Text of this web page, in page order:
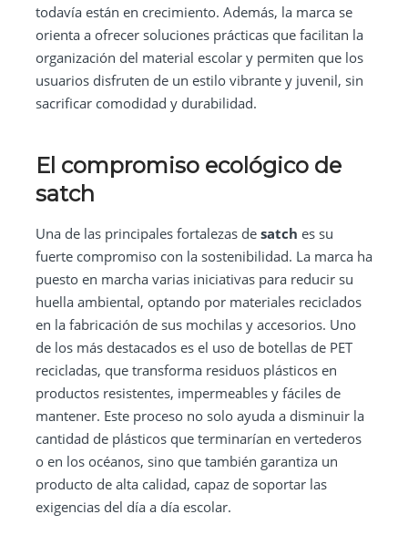
todavía están en crecimiento. Además, la marca se
orienta a ofrecer soluciones prácticas que facilitan la
organización del material escolar y permiten que los
usuarios disfruten de un estilo vibrante y juvenil, sin
sacrificar comodidad y durabilidad.
El compromiso ecológico de
satch
Una de las principales fortalezas de satch es su
fuerte compromiso con la sostenibilidad. La marca ha
puesto en marcha varias iniciativas para reducir su
huella ambiental, optando por materiales reciclados
en la fabricación de sus mochilas y accesorios. Uno
de los más destacados es el uso de botellas de PET
recicladas, que transforma residuos plásticos en
productos resistentes, impermeables y fáciles de
mantener. Este proceso no solo ayuda a disminuir la
cantidad de plásticos que terminarían en vertederos
o en los océanos, sino que también garantiza un
producto de alta calidad, capaz de soportar las
exigencias del día a día escolar.